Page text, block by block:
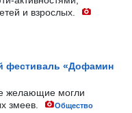
и взрослых.
фестиваль «Дофамин
желающие могли
змеев.
Общество